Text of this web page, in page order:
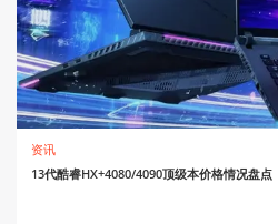
资讯
13代酷睿HX+4080/4090顶级本价格情况盘点